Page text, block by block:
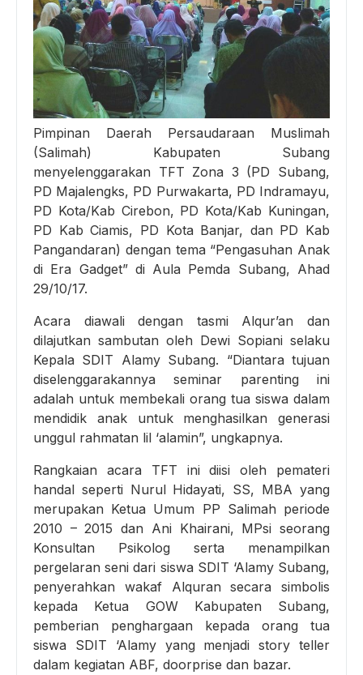
Pimpinan Daerah Persaudaraan Muslimah
(Salimah) Kabupaten Subang
menyelenggarakan TFT Zona 3 (PD Subang,
PD Majalengks, PD Purwakarta, PD Indramayu,
PD Kota/Kab Cirebon, PD Kota/Kab Kuningan,
PD Kab Ciamis, PD Kota Banjar, dan PD Kab
Pangandaran) dengan tema “Pengasuhan Anak
di Era Gadget” di Aula Pemda Subang, Ahad
29/10/17.
Acara diawali dengan tasmi Alqur’an dan
dilajutkan sambutan oleh Dewi Sopiani selaku
Kepala SDIT Alamy Subang. “Diantara tujuan
diselenggarakannya seminar parenting ini
adalah untuk membekali orang tua siswa dalam
mendidik anak untuk menghasilkan generasi
unggul rahmatan lil ‘alamin”, ungkapnya.
Rangkaian acara TFT ini diisi oleh pemateri
handal seperti Nurul Hidayati, SS, MBA yang
merupakan Ketua Umum PP Salimah periode
2010 – 2015 dan Ani Khairani, MPsi seorang
Konsultan Psikolog serta menampilkan
pergelaran seni dari siswa SDIT ‘Alamy Subang,
penyerahkan wakaf Alquran secara simbolis
kepada Ketua GOW Kabupaten Subang,
pemberian penghargaan kepada orang tua
siswa SDIT ‘Alamy yang menjadi story teller
dalam kegiatan ABF, doorprise dan bazar.